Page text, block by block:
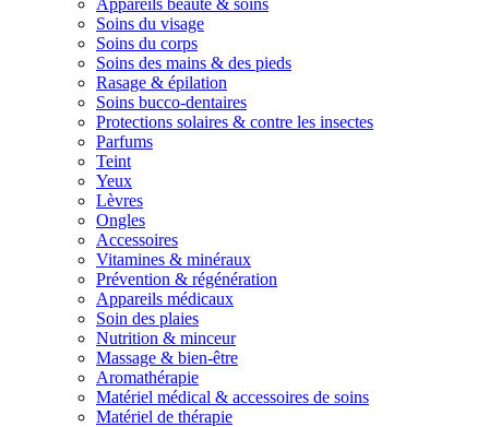
Appareils beauté & soins
Soins du visage
Soins du corps
Soins des mains & des pieds
Rasage & épilation
Soins bucco-dentaires
Protections solaires & contre les insectes
Parfums
Teint
Yeux
Lèvres
Ongles
Accessoires
Vitamines & minéraux
Prévention & régénération
Appareils médicaux
Soin des plaies
Nutrition & minceur
Massage & bien-être
Aromathérapie
Matériel médical & accessoires de soins
Matériel de thérapie